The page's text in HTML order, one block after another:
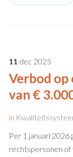
11 dec 2025
Verbod
van €
in
Per 1 januari 2026
rechtspersonen